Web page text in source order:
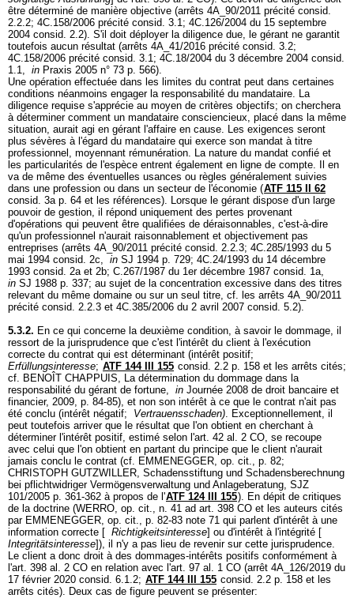
être déterminé de manière objective (arrêts 4A_90/2011 précité consid.
2.2.2; 4C.158/2006 précité consid. 3.1; 4C.126/2004 du 15 septembre
2004 consid. 2.2). S'il doit déployer la diligence due, le gérant ne garantit
toutefois aucun résultat (arrêts 4A_41/2016 précité consid. 3.2;
4C.158/2006 précité consid. 3.1; 4C.18/2004 du 3 décembre 2004 consid.
1.1, in Praxis 2005 n° 73 p. 566).
Une opération effectuée dans les limites du contrat peut dans certaines
conditions néanmoins engager la responsabilité du mandataire. La
diligence requise s'apprécie au moyen de critères objectifs; on cherchera
à déterminer comment un mandataire consciencieux, placé dans la même
situation, aurait agi en gérant l'affaire en cause. Les exigences seront
plus sévères à l'égard du mandataire qui exerce son mandat à titre
professionnel, moyennant rémunération. La nature du mandat confié et
les particularités de l'espèce entrent également en ligne de compte. Il en
va de même des éventuelles usances ou règles généralement suivies
dans une profession ou dans un secteur de l'économie (ATF 115 II 62
consid. 3a p. 64 et les références). Lorsque le gérant dispose d'un large
pouvoir de gestion, il répond uniquement des pertes provenant
d'opérations qui peuvent être qualifiées de déraisonnables, c'est-à-dire
qu'un professionnel n'aurait raisonnablement et objectivement pas
entreprises (arrêts 4A_90/2011 précité consid. 2.2.3; 4C.285/1993 du 5
mai 1994 consid. 2c, in SJ 1994 p. 729; 4C.24/1993 du 14 décembre
1993 consid. 2a et 2b; C.267/1987 du 1er décembre 1987 consid. 1a,
in SJ 1988 p. 337; au sujet de la concentration excessive dans des titres
relevant du même domaine ou sur un seul titre, cf. les arrêts 4A_90/2011
précité consid. 2.2.3 et 4C.385/2006 du 2 avril 2007 consid. 5.2).
5.3.2. En ce qui concerne la deuxième condition, à savoir le dommage, il
ressort de la jurisprudence que c'est l'intérêt du client à l'exécution
correcte du contrat qui est déterminant (intérêt positif;
Erfüllungsinteresse; ATF 144 III 155 consid. 2.2 p. 158 et les arrêts cités;
cf. BENOÎT CHAPPUIS, La détermination du dommage dans la
responsabilité du gérant de fortune, in Journée 2008 de droit bancaire et
financier, 2009, p. 84-85), et non son intérêt à ce que le contrat n'ait pas
été conclu (intérêt négatif; Vertrauensschaden). Exceptionnellement, il
peut toutefois arriver que le résultat que l'on obtient en cherchant à
déterminer l'intérêt positif, estimé selon l'art. 42 al. 2 CO, se recoupe
avec celui que l'on obtient en partant du principe que le client n'aurait
jamais conclu le contrat (cf. EMMENEGGER, op. cit., p. 82;
CHRISTOPH GUTZWILLER, Schadensstiftung und Schadensberechnung
bei pflichtwidriger Vermögensverwaltung und Anlageberatung, SJZ
101/2005 p. 361-362 à propos de l'ATF 124 III 155). En dépit de critiques
de la doctrine (WERRO, op. cit., n. 41 ad art. 398 CO et les auteurs cités
par EMMENEGGER, op. cit., p. 82-83 note 71 qui parlent d'intérêt à une
information correcte [ Richtigkeitsinteresse] ou d'intérêt à l'intégrité [
Integritätsinteresse]), il n'y a pas lieu de revenir sur cette jurisprudence.
Le client a donc droit à des dommages-intérêts positifs conformément à
l'art. 398 al. 2 CO en relation avec l'art. 97 al. 1 CO (arrêt 4A_126/2019 du
17 février 2020 consid. 6.1.2; ATF 144 III 155 consid. 2.2 p. 158 et les
arrêts cités). Deux cas de figure peuvent se présenter: